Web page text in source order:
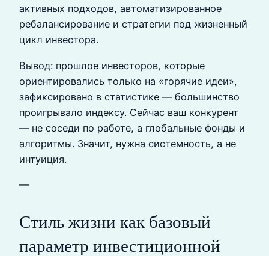
активных подходов, автоматизированное
ребалансирование и стратегии под жизненный
цикл инвестора.
Вывод: прошлое инвесторов, которые
ориентировались только на «горячие идеи»,
зафиксировано в статистике — большинство
проигрывало индексу. Сейчас ваш конкурент
— не соседи по работе, а глобальные фонды и
алгоритмы. Значит, нужна системность, а не
интуиция.
—
Стиль жизни как базовый
параметр инвестиционной